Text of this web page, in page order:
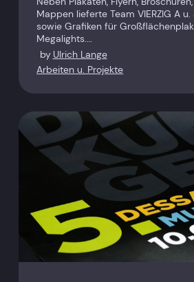
Mappen lieferte Team VIERZIG A
sowie Grafiken für
Megalights.…
by Ulrich Lange
Arbeiten u. Projekte